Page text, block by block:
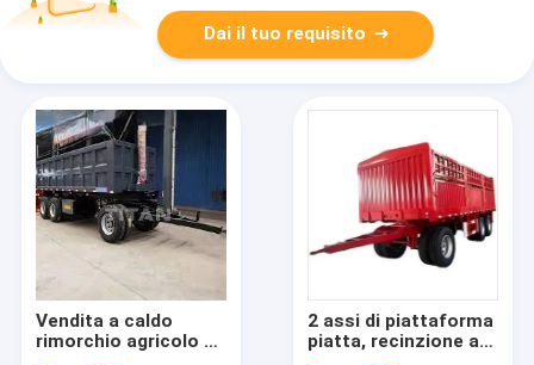
Dai il tuo requisito
Vendita a caldo
rimorchio agricolo 3-
2 assi di piattaforma
piatta, recinzione a